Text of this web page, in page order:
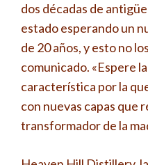
dos décadas de
estado esperando un
de 20 años, y esto no
comunicado. «Espere
característica por la
con nuevas capas que
transformador de la